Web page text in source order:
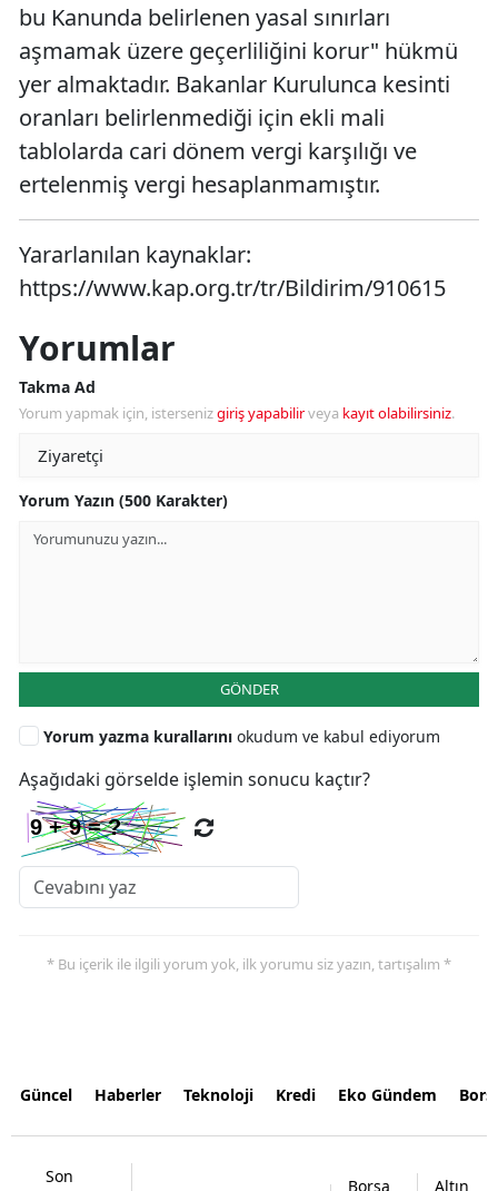
bu Kanunda belirlenen yasal sınırları
aşmamak üzere geçerliliğini korur" hükmü
yer almaktadır. Bakanlar Kurulunca kesinti
oranları belirlenmediği için ekli mali
tablolarda cari dönem vergi karşılığı ve
ertelenmiş vergi hesaplanmamıştır.
Yararlanılan kaynaklar:
https://www.kap.org.tr/tr/Bildirim/910615
Yorumlar
Takma Ad
Yorum yapmak için, istersenizgiriş yapabilirveya kayıt olabilirsiniz.
Yorum Yazın (500 Karakter)
GÖNDER
Yorum yazma kurallarını okudum ve kabul ediyorum
Aşağıdaki görselde işlemin sonucu kaçtır?
* Bu içerik ile ilgili yorum yok, ilk yorumu siz yazın, tartışalım *
Güncel Haberler Teknoloji Kredi Eko Gündem
Son
Borsa Altın